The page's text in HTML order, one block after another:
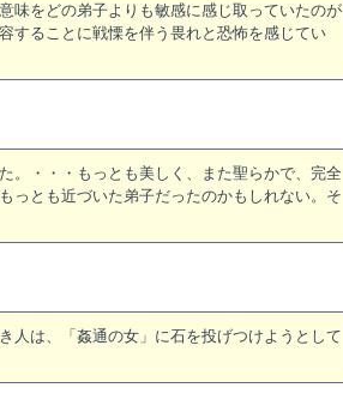
味をどの弟子よりも敏感に感じ取っていたのが
することに戦慄を伴う畏れと恐怖を感じてい
。・・・もっとも美しく、また聖らかで、完全
っとも近づいた弟子だったのかもしれない。そ
人は、「姦通の女」に石を投げつけようとして